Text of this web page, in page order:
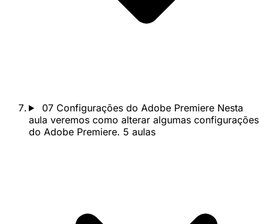
07 Configurações do Adobe Premiere Nesta
aula veremos como alterar algumas configurações
do Adobe Premiere. 5 aulas